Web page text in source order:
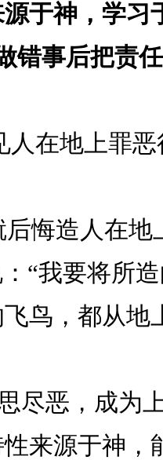
于神，学习
错事后把责
人在地上罪
悔造人在地
“我要将所
鸟，都从地
尽恶，成为
来源于神，